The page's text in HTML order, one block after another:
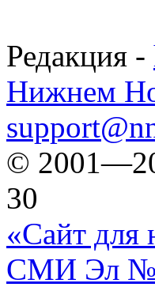
Редакция -
Нижнем
©
30
«Сайт для
СМИ Эл №